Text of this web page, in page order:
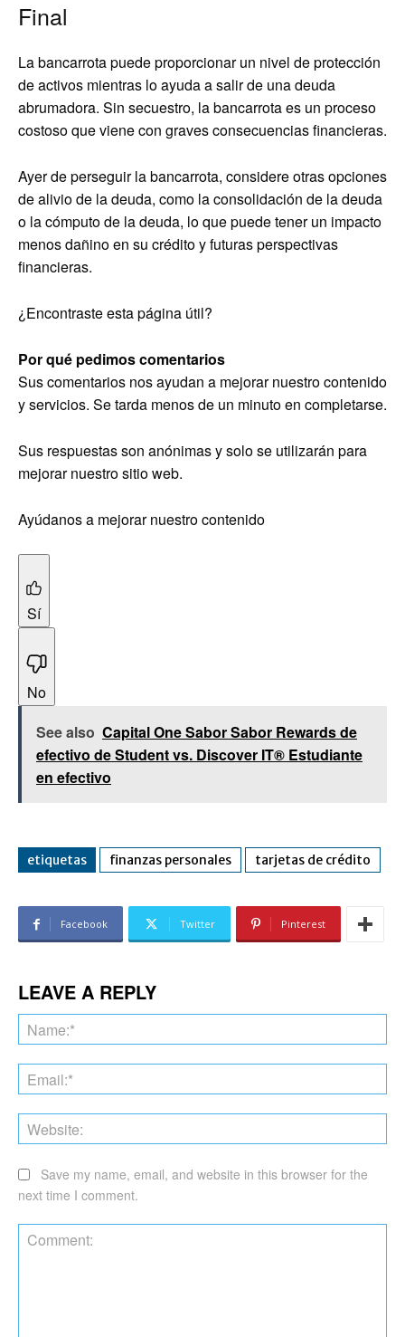
Final
La bancarrota puede proporcionar un nivel de protección
de activos mientras lo ayuda a salir de una deuda
abrumadora. Sin secuestro, la bancarrota es un proceso
costoso que viene con graves consecuencias financieras.
Ayer de perseguir la bancarrota, considere otras opciones
de alivio de la deuda, como la consolidación de la deuda
o la cómputo de la deuda, lo que puede tener un impacto
menos dañino en su crédito y futuras perspectivas
financieras.
¿Encontraste esta página útil?
Por qué pedimos comentarios
Sus comentarios nos ayudan a mejorar nuestro contenido
y servicios. Se tarda menos de un minuto en completarse.
Sus respuestas son anónimas y solo se utilizarán para
mejorar nuestro sitio web.
Ayúdanos a mejorar nuestro contenido
Sí
No
See also Capital One Sabor Sabor Rewards de
efectivo de Student vs. Discover IT® Estudiante
en efectivo
etiquetas finanzas personales tarjetas de crédito
Facebook Twitter Pinterest
LEAVE A REPLY
Save my name, email, and website in this browser for the
next time I comment.